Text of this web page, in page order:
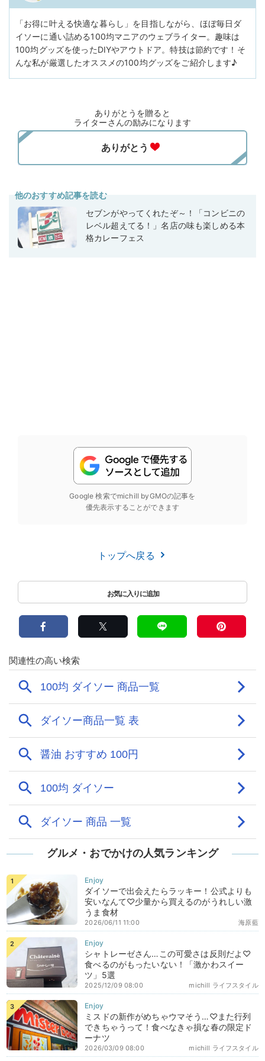
「お得に叶える快適な暮らし」を目指しながら、ほぼ毎日ダ
イソーに通い詰める100均マニアのウェブライター。趣味は
100均グッズを使ったDIYやアウトドア。特技は節約です！そ
んな私が厳選したオススメの100均グッズをご紹介します♪
ありがとうを贈ると
ライターさんの励みになります
他のおすすめ記事を読む
セブンがやってくれたぞ～！「コンビニの
レベル超えてる！」名店の味も楽しめる本
格カレーフェス
Google 検索でmichill byGMOの記事を
優先表示することができます
トップへ戻る
グルメ・おでかけの人気ランキング
ダイソーで出会えたらラッキー！公式よりも
安いなんて♡少量から買えるのがうれしい激
うま食材
海原藍
2026/06/11 11:00
シャトレーゼさん…この可愛さは反則だよ♡
食べるのがもったいない！「激かわスイー
ツ」5選
michill ライフスタイル
2025/12/09 08:00
ミスドの新作がめちゃウマそう…♡また行列
できちゃうって！食べなきゃ損な春の限定ド
ーナツ
michill ライフスタイル
2026/03/09 08:00